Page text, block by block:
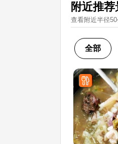
附近推荐
查看附近半径
全部